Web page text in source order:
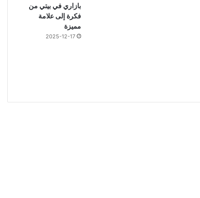
بازاري في بيتي من
فكرة إلى علامة
مميزة
2025-12-17